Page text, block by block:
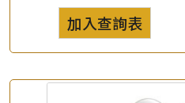
加入查詢表